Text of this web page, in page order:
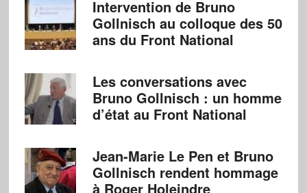
Intervention de Bruno
Gollnisch au colloque des 50
ans du Front National
Les conversations avec
Bruno Gollnisch : un homme
d’état au Front National
Jean-Marie Le Pen et Bruno
Gollnisch rendent hommage
à Roger Holeindre